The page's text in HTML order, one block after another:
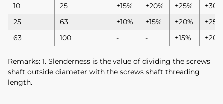
10
25 ±15% ±20% ±25%
±30%
25
63 ±10% ±15% ±20%
±25%
63
100 - - ±15% ±20%
Remarks: 1. Slenderness is the value of dividing the screws
shaft outside diameter with the screws shaft threading
length.